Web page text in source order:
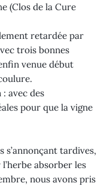
(Clos de la Cure
retardée par
trois bonnes
venue début
avec des
pour que la vigne
s’annonçant tardives,
absorber les
nous avons pris